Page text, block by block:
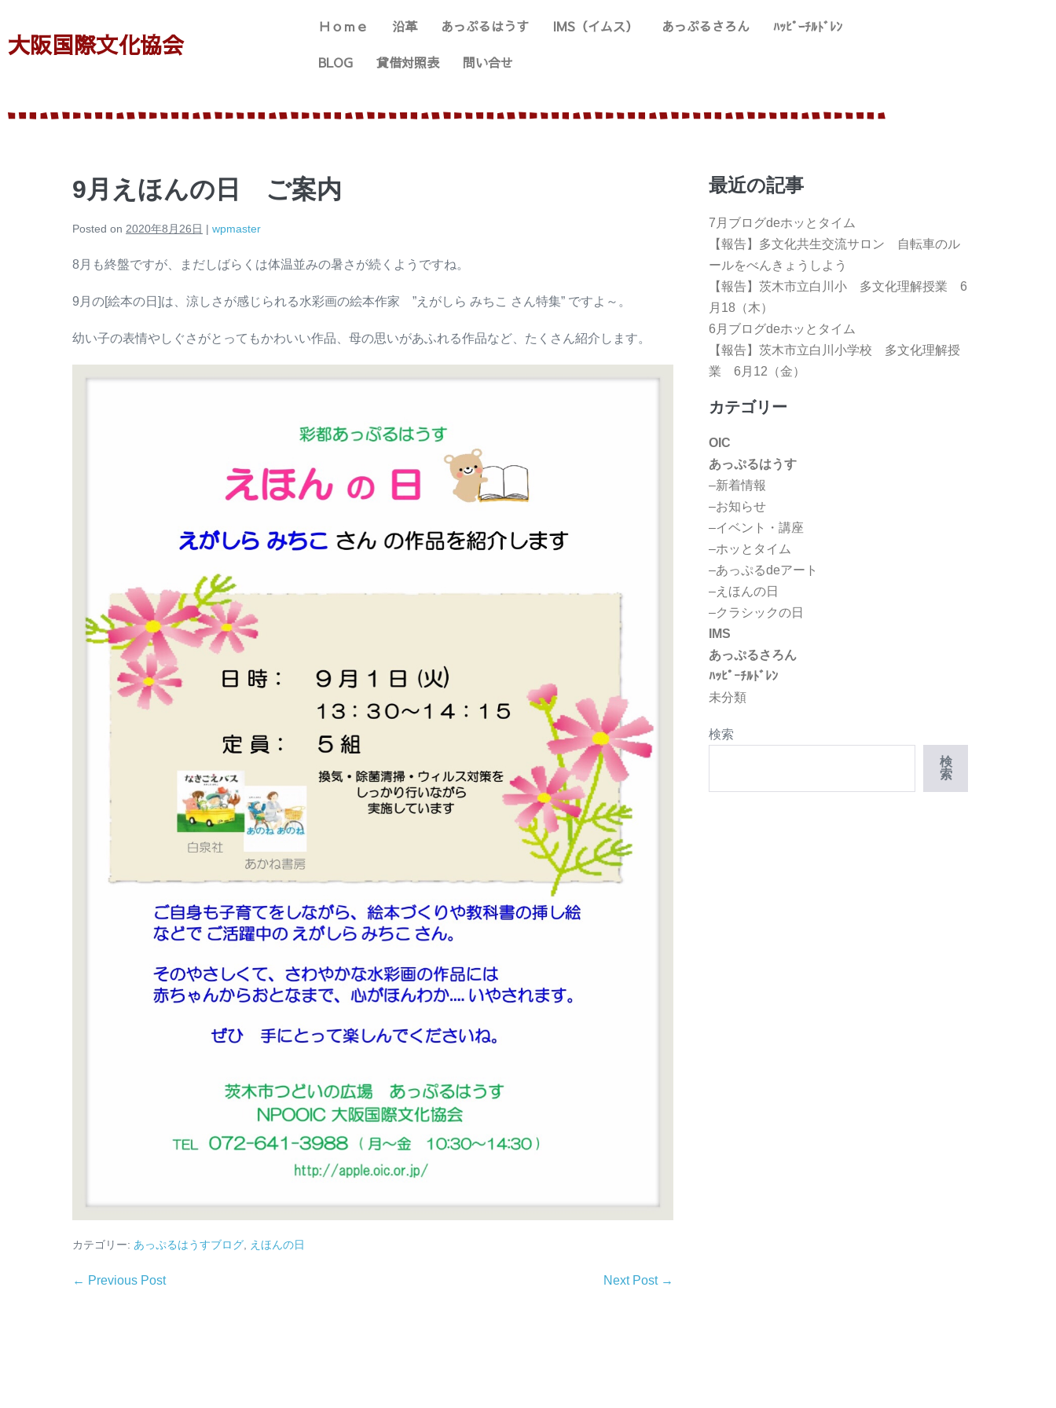
大阪国際文化協会
Ｈｏｍｅ 沿革 あっぷるはうす IMS（イムス） あっぷるさろん ﾊｯﾋﾟｰﾁﾙﾄﾞﾚﾝ
BLOG 貸借対照表 問い合せ
9月えほんの日 ご案内
Posted on 2020年8月26日 | wpmaster
8月も終盤ですが、まだしばらくは体温並みの暑さが続くようですね。
9月の[絵本の日]は、涼しさが感じられる水彩画の絵本作家 ”えがしら みちこ さん特集” ですよ～。
幼い子の表情やしぐさがとってもかわいい作品、母の思いがあふれる作品など、たくさん紹介します。
カテゴリー: あっぷるはうすブログ えほんの日
← Previous Post Next Post →
最近の記事
7月ブログdeホッとタイム
【報告】多文化共生交流サロン 自転車のル
ールをべんきょうしよう
【報告】茨木市立白川小 多文化理解授業 6
月18（木）
6月ブログdeホッとタイム
【報告】茨木市立白川小学校 多文化理解授
業 6月12（金）
カテゴリー
OIC
あっぷるはうす
–新着情報
–お知らせ
–イベント・講座
–ホッとタイム
–あっぷるdeアート
–えほんの日
–クラシックの日
IMS
あっぷるさろん
ﾊｯﾋﾟｰﾁﾙﾄﾞﾚﾝ
未分類
検索
検
索